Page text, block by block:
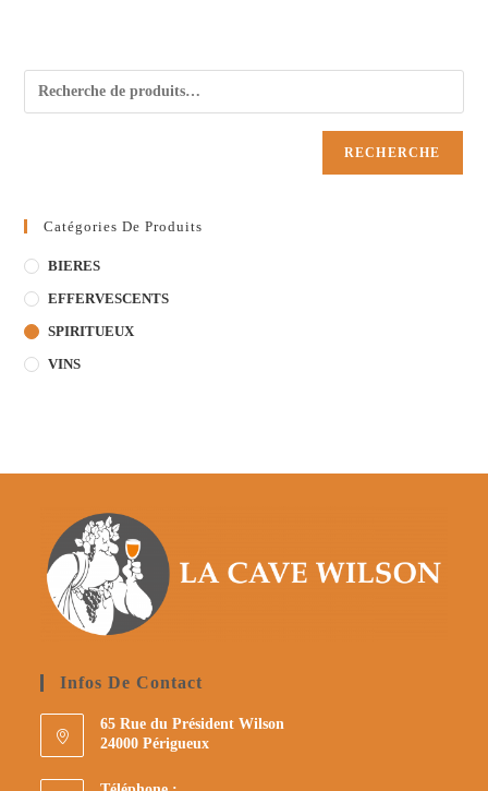
RECHERCHE
Catégories De Produits
BIERES
EFFERVESCENTS
SPIRITUEUX
VINS
Infos De Contact
65 Rue du Président Wilson
24000 Périgueux